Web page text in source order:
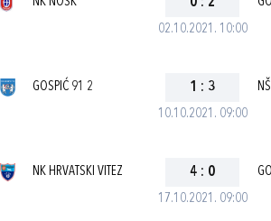
02.10.2021. 10:00
10.10.2021. 09:00
GOSPIĆ 91 2 1 : 3
17.10.2021. 09:00
NK HRVATSKI VITEZ 4 : 0